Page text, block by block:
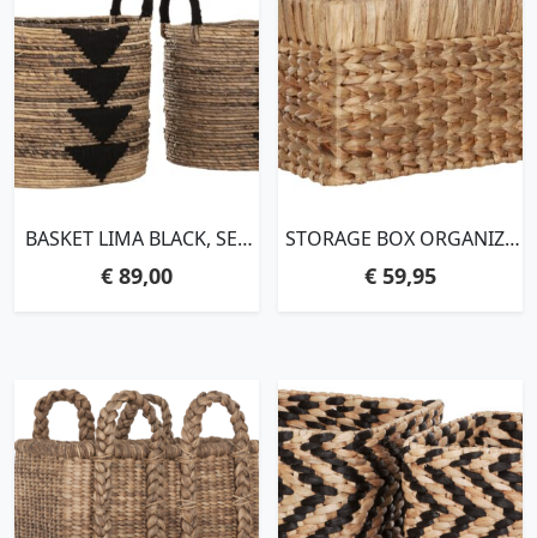
BASKET LIMA BLACK, SET
CM
€89,00
STORAGE BOX ORGANIZE
€ 59,95